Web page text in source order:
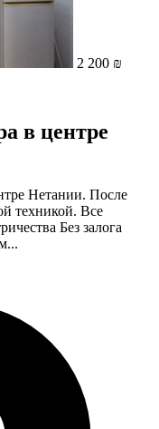
2 200 ₪
в центре
Нетании. После
техникой. Все
Без залога